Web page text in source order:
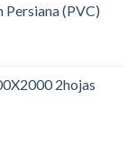
Persiana (PVC)
2hojas